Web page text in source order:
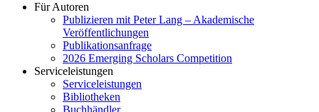
Für Autoren
Publizieren mit Peter Lang – Akademische
Veröffentlichungen
Publikationsanfrage
2026 Emerging Scholars Competition
Serviceleistungen
Serviceleistungen
Bibliotheken
Buchhändler